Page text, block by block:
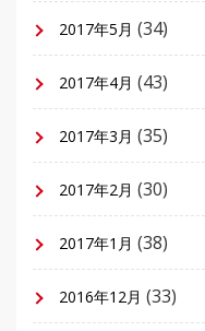
2017年5月 (34)
2017年4月 (43)
2017年3月 (35)
2017年2月 (30)
2017年1月 (38)
2016年12月 (33)